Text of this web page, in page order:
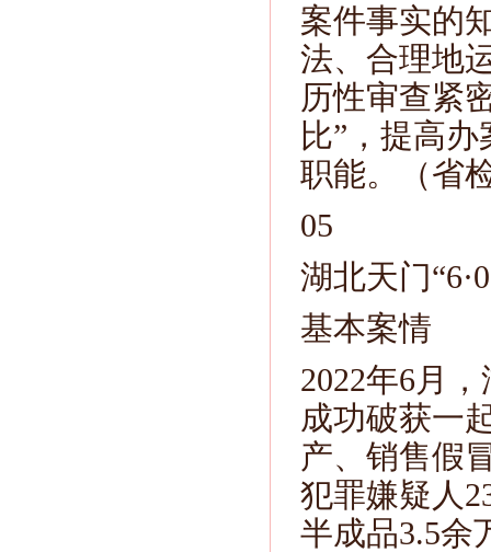
案件事实的
法、合理地
历性审查紧
比”，提高
职能。（省
05
湖北天门
基本案情
2022年6月
成功破获一
产、销售假
犯罪嫌疑人
半成品3.5余